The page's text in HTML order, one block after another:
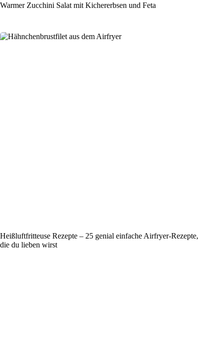
Warmer Zucchini Salat mit Kichererbsen und Feta
Heißluftfritteuse Rezepte – 25 genial einfache Airfryer-Rezepte,
die du lieben wirst